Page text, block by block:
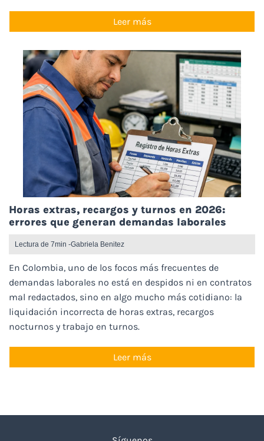
Leer más
Horas extras, recargos y turnos en 2026:
errores que generan demandas laborales
Gabriela Benitez
Lectura de 7min -
En Colombia, uno de los focos más frecuentes de
demandas laborales no está en despidos ni en contratos
mal redactados, sino en algo mucho más cotidiano: la
liquidación incorrecta de horas extras, recargos
nocturnos y trabajo en turnos.
Leer más